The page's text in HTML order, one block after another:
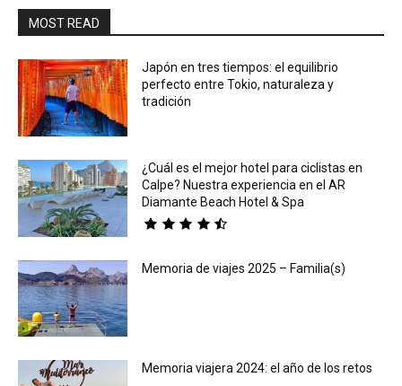
MOST READ
Japón en tres tiempos: el equilibrio
perfecto entre Tokio, naturaleza y
tradición
¿Cuál es el mejor hotel para ciclistas en
Calpe? Nuestra experiencia en el AR
Diamante Beach Hotel & Spa
Memoria de viajes 2025 – Familia(s)
Memoria viajera 2024: el año de los retos